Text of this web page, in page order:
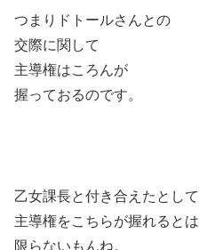
つまりドトールさんとの
交際に関して
主導権はころんが
握っておるのです。
乙女課長と付き合えたとして
主導権をこちらが握れるとは
限らないもんね。